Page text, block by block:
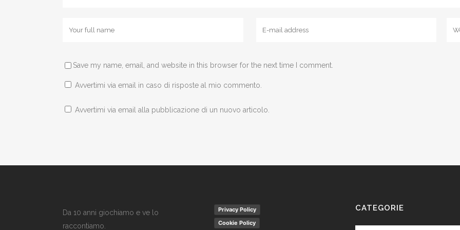
Save my name, email, and website in this browser for the next time I comment.
Avvertimi via email in caso di risposte al mio commento.
Avvertimi via email alla pubblicazione di un nuovo articolo.
Da 10 anni giochiamo e ve lo
raccontiamo.
Privacy Policy
Cookie Policy
CATEGORIE